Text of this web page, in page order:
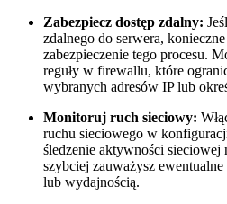
Zabezpiecz dostęp zdalny:
‍zdalnego do serwera,
zabezpieczenie tego procesu.‌
reguły w firewallu, które
wybranych adresów IP lub
Monitoruj ruch sieciowy:
ruchu sieciowego w
śledzenie aktywności‍ sieciowej
szybciej zauważysz
lub wydajnością.